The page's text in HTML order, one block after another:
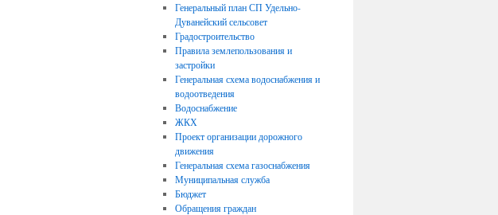
Генеральный план СП Удельно-
Дуванейский сельсовет
Градостроительство
Правила землепользования и
застройки
Генеральная схема водоснабжения и
водоотведения
Водоснабжение
ЖКХ
Проект организации дорожного
движения
Генеральная схема газоснабжения
Муниципальная служба
Бюджет
Обращения граждан